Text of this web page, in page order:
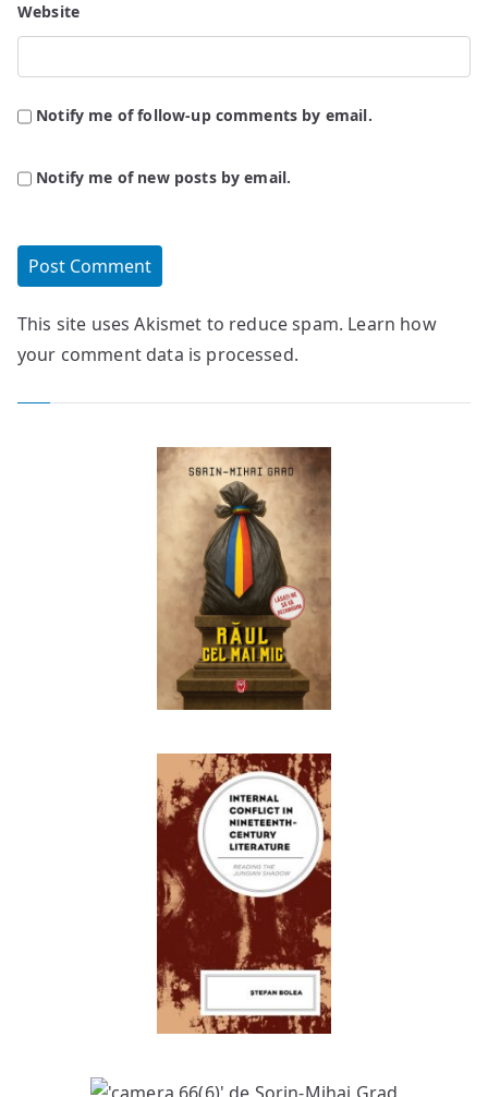
Website
Notify me of follow-up comments by email.
Notify me of new posts by email.
This site uses Akismet to reduce spam. Learn how
your comment data is processed.